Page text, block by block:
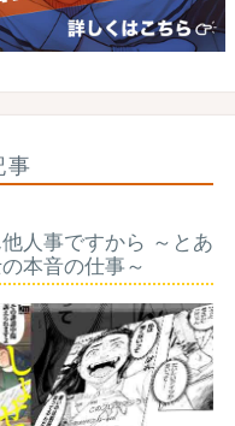
事
人事ですから ～とあ
本音の仕事～